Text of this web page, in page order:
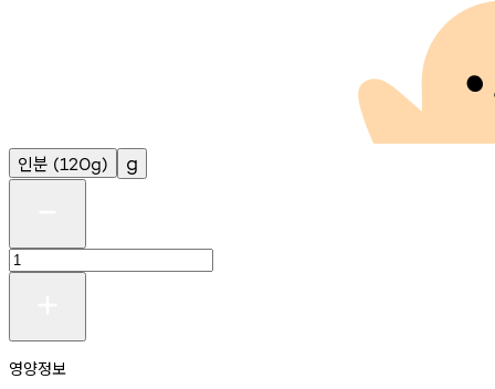
인분 (120g) g
영양정보